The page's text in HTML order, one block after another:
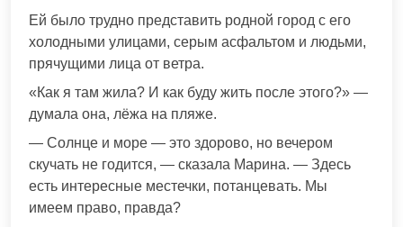
Ей было трудно представить родной город с его
холодными улицами, серым асфальтом и людьми,
прячущими лица от ветра.
«Как я там жила? И как буду жить после этого?» —
думала она, лёжа на пляже.
— Солнце и море — это здорово, но вечером
скучать не годится, — сказала Марина. — Здесь
есть интересные местечки, потанцевать. Мы
имеем право, правда?